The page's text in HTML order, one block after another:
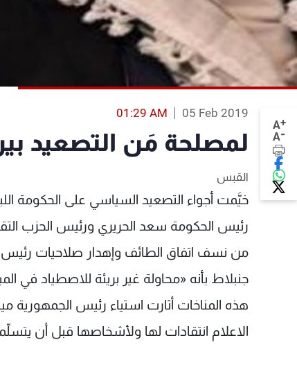
A+
A-
05 Feb 2019
01:29 AM
لمصلحة مَن التصعيد
القبس
خيَّمت أجواء التصعيد السياسي على الحكومة
رئيس الحكومة سعد الحريري ورئيس الحزب
من نسف اتفاق الطائف وإهدار صلاحيات رئيس
جنبلاط بأنه «محاولة غير بريئة للاصطياد في
هذه المناخات أثارت استياء رئيس الجمهورية
الاعلام انتقادات لها ولأشخاصها قبل أن